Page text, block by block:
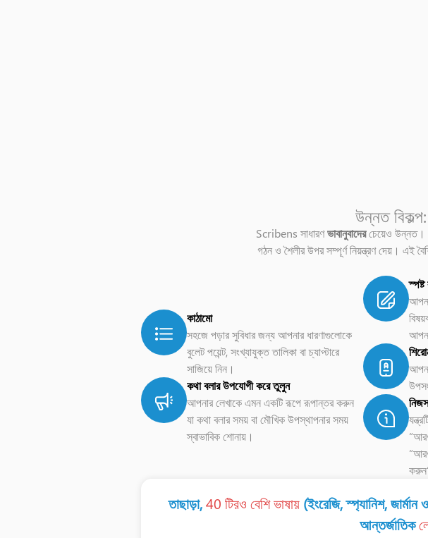
উন্নত
Scribens সাধারণভাবানুবাদেরচেয়েও উন্নত।
গঠন ও শৈলীর উপর সম্পূর্ণ নিয়ন্ত্রণ দেয়। এই
কাঠামো
সহজে পড়ার সুবিধার জন্য আপনার ধারণাগুলোকে
বুলেট পয়েন্ট, সংখ্যাযুক্ত তালিকা বা চ্যাপ্টারে
সাজিয়ে নিন।
কথা বলার উপযোগী করে তুলুন
আপনার লেখাকে এমন একটি রূপে রূপান্তর করুন
যা কথা বলার সময় বা মৌখিক উপস্থাপনার সময়
স্বাভাবিক শোনায়।
তাছাড়া,40 টিরও বেশি ভাষায়(ইংরেজি, স্প্যানিশ,
আন্তর্জাতিক